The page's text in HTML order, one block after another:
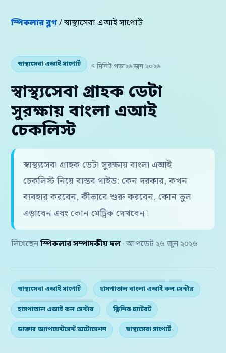
স্পিকলার ব্লগ/ স্বাস্থ্যসেবা এআই সাপোর্ট
স্বাস্থ্যসেবা এআই সাপোর্ট ৭ মিনিট পড়া২৬ জুন ২০২৬
স্বাস্থ্যসেবা গ্রাহক ডেটা
সুরক্ষায় বাংলা এআই
চেকলিস্ট
স্বাস্থ্যসেবা গ্রাহক ডেটা সুরক্ষায় বাংলা এআই
চেকলিস্ট নিয়ে বাস্তব গাইড: কেন দরকার, কখন
ব্যবহার করবেন, কীভাবে শুরু করবেন, কোন ভুল
এড়াবেন এবং কোন মেট্রিক দেখবেন।
লিখেছেন স্পিকলার সম্পাদকীয় দল · আপডেট ২৬ জুন ২০২৬
স্বাস্থ্যসেবা এআই সাপোর্ট হাসপাতাল বাংলা এআই কল সেন্টার
হাসপাতাল এআই কল সেন্টার ক্লিনিক চ্যাটবট
ডাক্তার অ্যাপয়েন্টমেন্ট অটোমেশন স্বাস্থ্যসেবা সাপোর্ট